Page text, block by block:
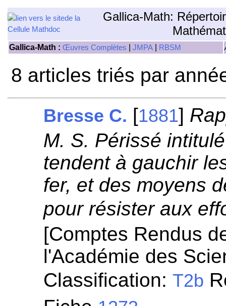
Gallica-Math:
Gallica-Math : Œuvres Complètes JMPA RBSM
8 articles triés par
Bresse C. [1881]
M. S. Périssé
tendent à gauchir
fer, et des moyens
pour résister aux
[Comptes Rendus
l'Académie des
Classification:T2b